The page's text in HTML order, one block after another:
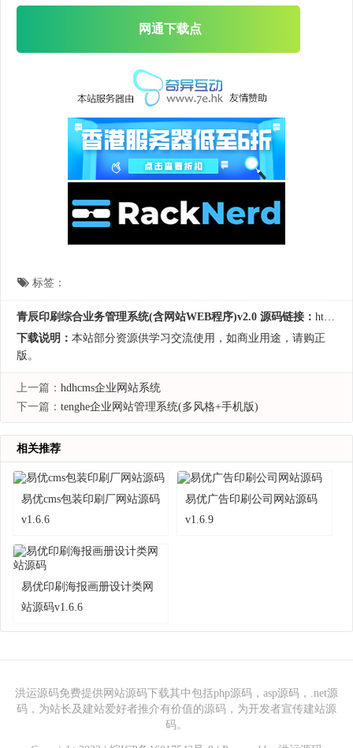
网通下载点
标签：
青辰印刷综合业务管理系统(含网站WEB程序)v2.0 源码链接： https://www.hycodes.cn/qiye/4934.html
下载说明： 本站部分资源供学习交流使用，如商业用途，请购正
版。
上一篇： hdhcms企业网站系统
下一篇： tenghe企业网站管理系统(多风格+手机版)
相关推荐
易优cms包装印刷厂网站源码
v1.6.6
易优广告印刷公司网站源码
v1.6.9
易优印刷海报画册设计类网
站源码v1.6.6
洪运源码免费提供网站源码下载其中包括php源码，asp源码，.net源
码，为站长及建站爱好者推介有价值的源码，为开发者宣传建站源
码。